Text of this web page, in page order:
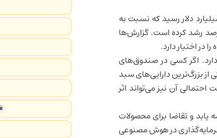
شرکت هم این جهش را تأیید می‌کند. فروش انویدیا در سال مالی ۲۰۲۶ به ۲۱۵/۹ میلیارد دلار رسید که نسبت به
درصد افزایش داشت. همچنین سود خالص آن طی یک دوره دو ساله ۶۸۱ درصد رشد کرده است. گزارش‌ها
در اختیار دارد.
اگر کسی در صندوق‌های
از بزرگ‌ترین دارایی‌های سبد
آن نیز می‌تواند اثر
و تقاضا برای محصولات
سرمایه‌گذاری در هوش مصنوعی